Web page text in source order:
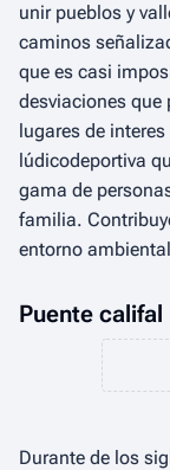
unir pueblos y
caminos
que es casi
desviaciones que
lugares de
lúdicodeportiva
gama de
familia.
entorno
Puente califal
Durante de los